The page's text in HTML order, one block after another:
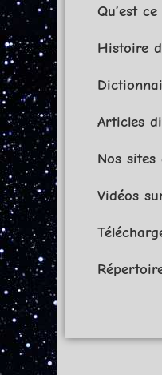
Qu’est
Histoire
Articles
Nos sites
Vidéos